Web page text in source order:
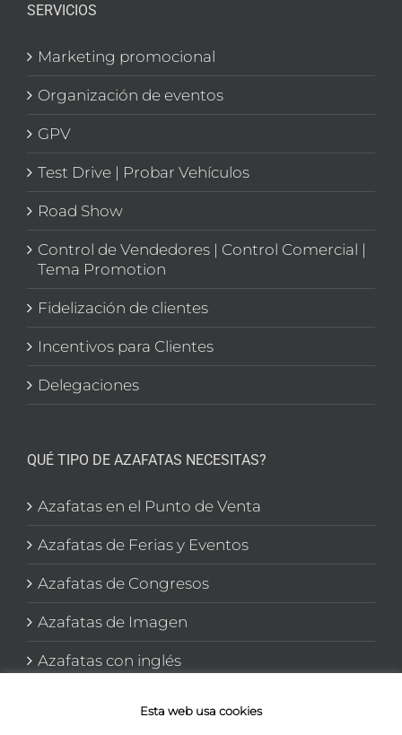
SERVICIOS
Marketing promocional
Organización de eventos
GPV
Test Drive | Probar Vehículos
Road Show
Control de Vendedores | Control Comercial |
Tema Promotion
Fidelización de clientes
Incentivos para Clientes
Delegaciones
QUÉ TIPO DE AZAFATAS NECESITAS?
Azafatas en el Punto de Venta
Azafatas de Ferias y Eventos
Azafatas de Congresos
Azafatas de Imagen
Azafatas con inglés
Esta web usa cookies